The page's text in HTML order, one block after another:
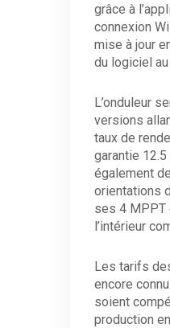
grâce à
connexion
mise à jour
du logiciel
L’onduleur
versions
taux de
garantie
également
orientations
ses 4 MPPT
l’intérieur
Les tarifs
encore
soient
production